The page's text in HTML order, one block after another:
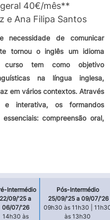
40€/mês**
e Ana Filipa Santos
necessidade de comunicar
tornou o inglês um idioma
curso tem como objetivo
na língua inglesa,
em vários contextos. Através
interativa, os formandos
compreensão oral,
Intermédio
22/09/'25 a
06/07/'26
14h30 às
Pós-Intermédio
25/09/'25 a 09/07/'26
09h30 às 11h30 |
às 13h30